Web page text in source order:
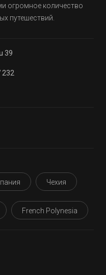
огромное количество
путешествий.
39
232
Чехия
French Polynesia